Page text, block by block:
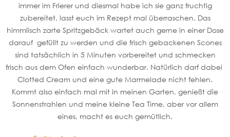
immer im Frierer und diesmal habe ich sie ganz fruchtig
zubereitet, lasst euch im Rezept mal überraschen. Das
himmlisch zarte Spritzgebäck wartet auch gerne in einer Dose
darauf gefüllt zu werden und die frisch gebackenen Scones
sind tatsächlich in 5 Minuten vorbereitet und schmecken
frisch aus dem Ofen einfach wunderbar. Natürlich darf dabei
Clotted Cream und eine gute Marmelade nicht fehlen.
Kommt also einfach mal mit in meinen Garten, genießt die
Sonnenstrahlen und meine kleine Tea Time, aber vor allem
eines, macht es euch gemütlich.